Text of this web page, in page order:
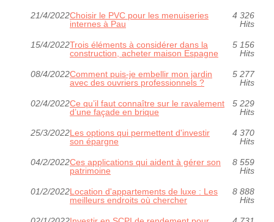
21/4/2022Choisir le PVC pour les menuiseries
internes à Pau
4 326
Hits
15/4/2022Trois éléments à considérer dans la
construction, acheter maison Espagne
5 156
Hits
08/4/2022Comment puis-je embellir mon jardin
avec des ouvriers professionnels ?
5 277
Hits
02/4/2022Ce qu’il faut connaître sur le ravalement
d’une façade en brique
5 229
Hits
25/3/2022Les options qui permettent d'investir
son épargne
4 370
Hits
04/2/2022Ces applications qui aident à gérer son
patrimoine
8 559
Hits
01/2/2022Location d'appartements de luxe : Les
meilleurs endroits où chercher
8 888
Hits